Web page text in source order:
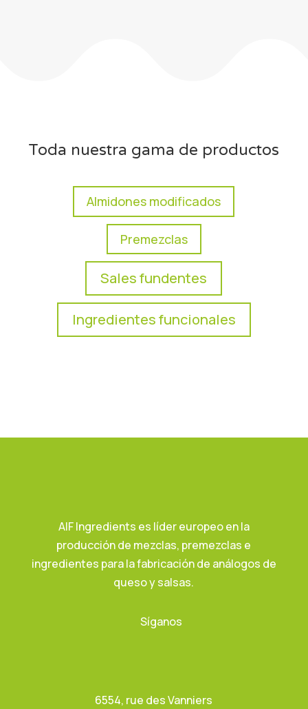
Toda nuestra gama de productos
Almidones modificados
Premezclas
Sales fundentes
Ingredientes funcionales
AIF Ingredients es líder europeo en la
producción de mezclas, premezclas e
ingredientes para la fabricación de análogos de
queso y salsas.
Síganos
6554, rue des Vanniers